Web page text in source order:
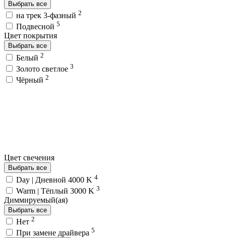
Выбрать все
на трек 3-фазный 2
Подвесной 5
Цвет покрытия
Выбрать все
Белый 2
Золото светлое 3
Чёрный 2
Цвет свечения
Выбрать все
Day | Дневной 4000 K 4
Warm | Тёплый 3000 K 3
Диммируемый(ая)
Выбрать все
Нет 2
При замене драйвера 5